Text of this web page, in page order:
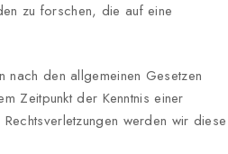
zu forschen, die auf eine
nach den allgemeinen Gesetzen
Zeitpunkt der Kenntnis einer
werden wir diese